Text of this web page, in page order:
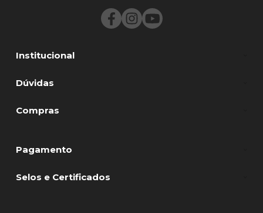
Institucional
Dúvidas
Compras
Pagamento
Selos e Certificados